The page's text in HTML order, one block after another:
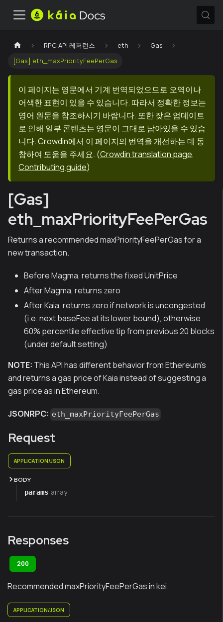
RPC API 레퍼런스 eth
Gas
[Gas] eth_maxPriorityFeePerGas
이 페이지는 영문에서 기계 번역되었으므로 오역이나
어색한 표현이 있을 수 있습니다. 따라서 정확한 정보는
영어 원문을 참조하시기 바랍니다. 또한 잦은 업데이트
로 인해 일부 콘텐츠는 영문이 그대로 남아있을 수 있습
니다. Crowdin에서 이 페이지의 번역을 개선하는 데 동
참하여 도움을 주세요. (Crowdin translation page,
Contributing guide)
[Gas]
eth_maxPriorityFeePerGas
Returns a recommended maxPriorityFeePerGas for a
new transaction.
Before Magma, returns the fixed UnitPrice
After Magma, returns zero
After Kaia, returns zero if network is uncongested
(i.e. next baseFee at its lower bound), otherwise
60% percentile effective tip from previous 20 blocks
(under default setting)
NOTE: This API has different behavior from Ethereum's
and returns a gas price of Kaia instead of suggesting a
gas price as in Ethereum.
JSONRPC: eth_maxPriorityFeePerGas
Request
APPLICATION/JSON
BODY
params array
Responses
200
Recommended maxPriorityFeePerGas in kei.
APPLICATION/JSON